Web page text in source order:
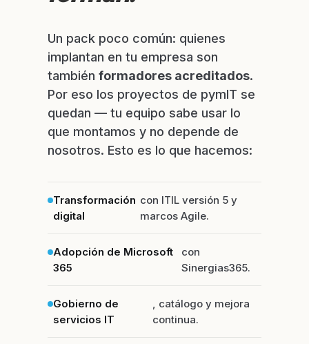
Un pack poco común: quienes
implantan en tu empresa son
también formadores acreditados.
Por eso los proyectos de pymIT se
quedan — tu equipo sabe usar lo
que montamos y no depende de
nosotros. Esto es lo que hacemos:
Transformación
digital
con ITIL versión 5 y
marcos Agile.
Adopción de Microsoft
365
con
Sinergias365.
Gobierno de
servicios IT
, catálogo y mejora
continua.